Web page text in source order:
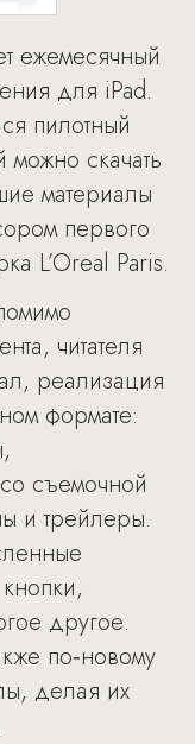
ежемесячный
для iPad.
пилотный
можно скачать
материалы
первого
L’Oreal Paris.
читателя
реализация
формате:
съемочной
и трейлеры.
другое.
по‑новому
делая их